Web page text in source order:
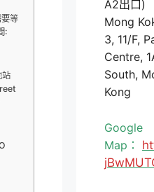
等
:
站
A2出口)
Mong
3, 11/F,
Centre,
South,
Kong
Google
Map：